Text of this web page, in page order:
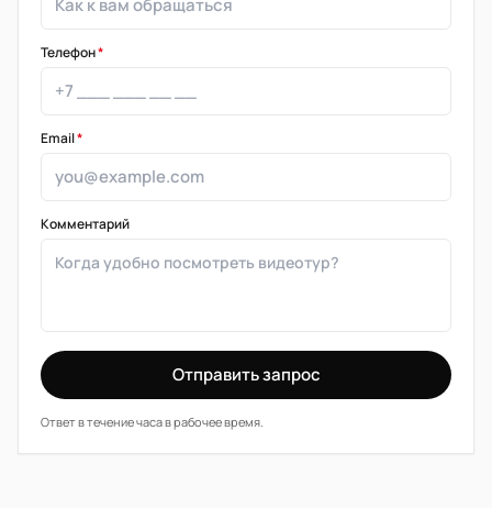
Телефон*
Email*
Комментарий
Отправить запрос
Ответ в течение часа в рабочее время.